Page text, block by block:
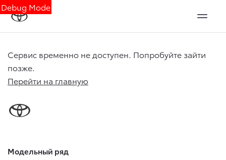
Debug Mode
Сервис временно не доступен. Попробуйте зайти
позже.
Перейти на главную
Модельный ряд